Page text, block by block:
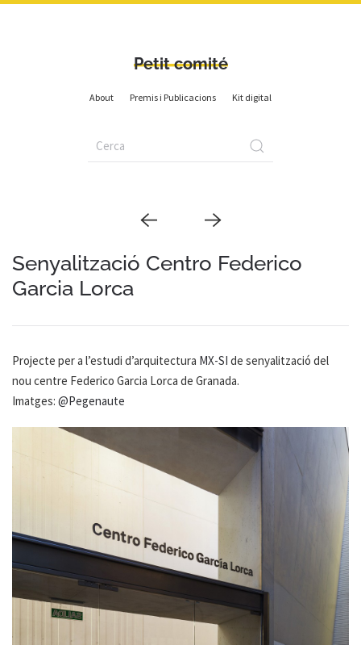
Petit comité
About Premis i Publicacions Kit digital
Senyalització Centro Federico
Garcia Lorca
Projecte per a l’estudi d’arquitectura MX-SI de senyalització del
nou centre Federico Garcia Lorca de Granada.
Imatges: @Pegenaute